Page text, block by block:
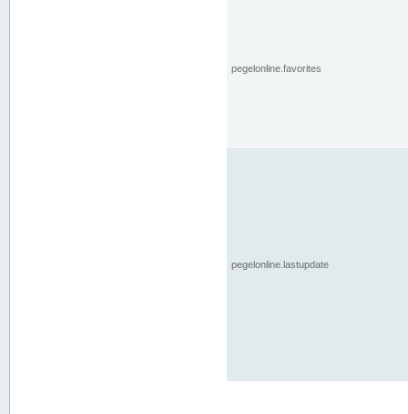
pegelonline.favorites
pegelonline.lastupdate